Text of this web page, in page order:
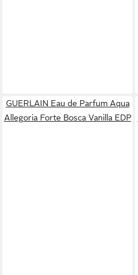
GUERLAIN Eau de Parfum Aqua
Allegoria Forte Bosca Vanilla EDP